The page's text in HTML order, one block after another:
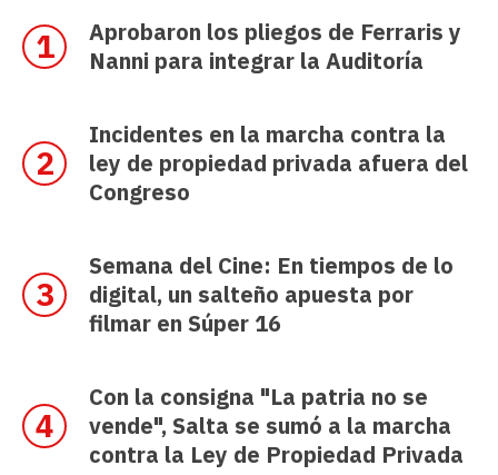
Aprobaron los pliegos de Ferraris y
Nanni para integrar la Auditoría
Incidentes en la marcha contra la
ley de propiedad privada afuera del
Congreso
Semana del Cine: En tiempos de lo
digital, un salteño apuesta por
filmar en Súper 16
Con la consigna "La patria no se
vende", Salta se sumó a la marcha
contra la Ley de Propiedad Privada